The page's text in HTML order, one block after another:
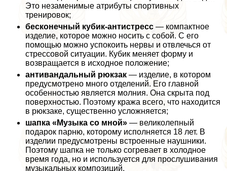
Это незаменимые атрибуты спортивных
тренировок;
бесконечный кубик-антистресс — компактное
изделие, которое можно носить с собой. С его
помощью можно успокоить нервы и отвлечься от
стрессовой ситуации. Кубик меняет форму и
возвращается в исходное положение;
антивандальный рюкзак — изделие, в котором
предусмотрено много отделений. Его главной
особенностью является молния. Она скрыта под
поверхностью. Поэтому кража всего, что находится
в рюкзаке, существенно усложняется;
шапка «Музыка со мной» — великолепный
подарок парню, которому исполняется 18 лет. В
изделии предусмотрены встроенные наушники.
Поэтому шапка не только согревает в холодное
время года, но и используется для прослушивания
музыкальных композиций.